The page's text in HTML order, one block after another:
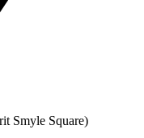
Smyle Square)